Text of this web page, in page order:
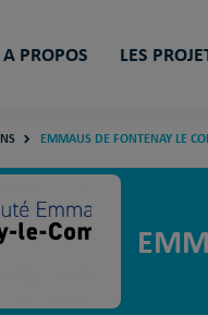
A PROPOS LES
EMMAUS DE FONTENAY LE